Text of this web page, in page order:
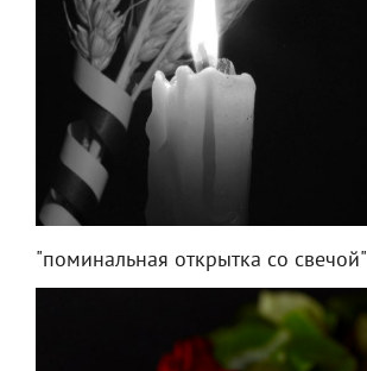
"поминальная открытка со свечой"